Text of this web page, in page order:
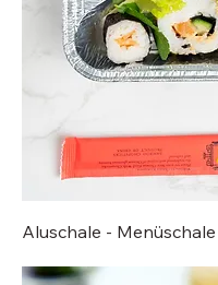
Aluschale -